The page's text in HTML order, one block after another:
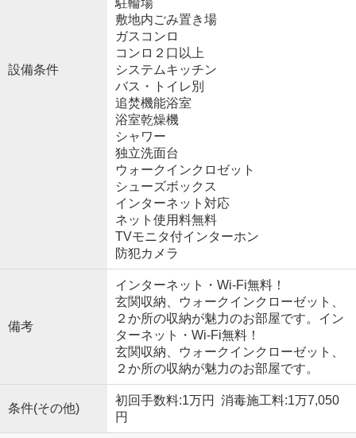
設備条件
駐輪場
敷地内ごみ置き場
ガスコンロ
コンロ２口以上
システムキッチン
バス・トイレ別
追焚機能浴室
浴室乾燥機
シャワー
独立洗面台
ウォークインクロゼット
シューズボックス
インターネット対応
ネット使用料無料
TVモニタ付インターホン
防犯カメラ
備考
インターネット・Wi-Fi無料！
玄関収納、ウォークインクローゼット、
２か所の収納が魅力のお部屋です。イン
ターネット・Wi-Fi無料！
玄関収納、ウォークインクローゼット、
２か所の収納が魅力のお部屋です。
条件(その他)
初回手数料:1万円 消毒施工料:1万7,050
円